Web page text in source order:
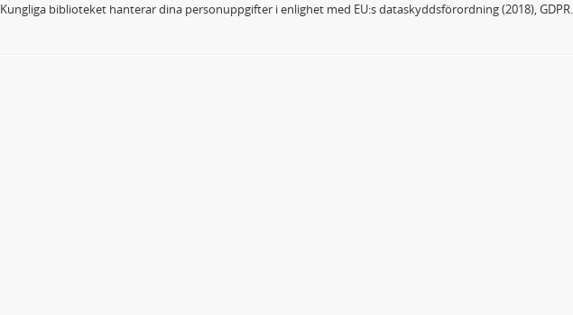
Kungliga biblioteket hanterar dina personuppgifter i enlighet med EU:s dataskyddsförordning (2018), GDPR.